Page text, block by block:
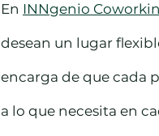
En INNgenio
desean un lugar
encarga de que cada
a lo que necesita en